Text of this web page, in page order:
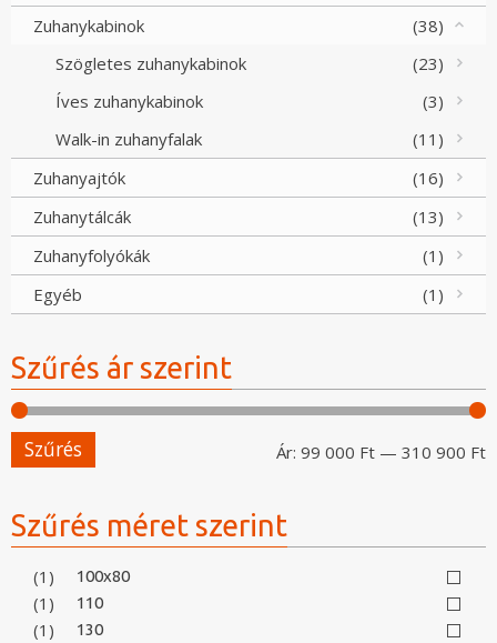
Zuhanykabinok
(38)
Szögletes zuhanykabinok
(23)
Íves zuhanykabinok
(3)
Walk-in zuhanyfalak
(11)
Zuhanyajtók
(16)
Zuhanytálcák
(13)
Zuhanyfolyókák
(1)
Egyéb
(1)
Szűrés ár szerint
Szűrés Ár: 99 000 Ft — 310 900 Ft
Szűrés méret szerint
100x80
(1)
110
(1)
130
(1)